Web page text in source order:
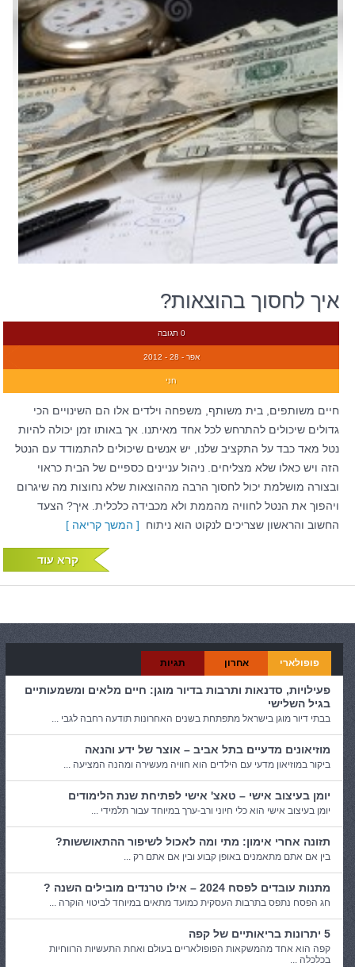
איך לחסוך בהוצאות?
0 תגובה
אפר - 28 - 2012
חני
חיים משותפים, בית משותף, משפחה וילדים אלו הם השינויים הכי
גדולים שיכולים להתרחש לכל אחד מאיתנו. אך באותו זמן יכולה להיות
נטל מאד כבד על התקציב שלנו, יש אנשים שיכולים להתמודד עם הנטל
הזה ויש כאלו שלא מצליחים. ניהול עניינים כספיים של הבית כראוי
ובצורה מושלמת יכול לחסוך הרבה מההוצאות שלא נחוצות מה שיגרום
ויהפוך את הנטל לחוויה מהממת ולא מכבידה כלכלית. איך? הצעד
החשוב והראשון שצריכים לנקוט הוא ניתוח [ המשך קריאה ]
קרא עוד
פופולארי אחרון תגיות
פעילויות, סדנאות ותרבות בדיור מוגן: חיים מלאים ומשמעותיים
בגיל השלישי
בבתי דיור מוגן בישראל מתפתחת בשנים האחרונות תודעה רחבה לגבי ...
מוזיאונים מדעיים בתל אביב – אוצר של ידע והנאה
ביקור במוזיאון מדעי עם הילדים הוא חוויה מעשירה ומהנה המציעה ...
יומן בעיצוב אישי – טאצ' אישי לפתיחת שנת הלימודים
יומן בעיצוב אישי הוא כלי חיוני ורב-ערך במיוחד עבור תלמידי ...
תזונה אחרי אימון: מתי ומה לאכול לשיפור ההתאוששות?
בין אם אתם מתאמנים באופן קבוע ובין אם אתם רק ...
מתנות עובדים לפסח 2024 – אילו טרנדים מובילים השנה ?
חג הפסח נתפס בתרבות העסקית כמועד מתאים במיוחד לביטוי הוקרה ...
5 יתרונות בריאותיים של קפה
קפה הוא אחד מהמשקאות הפופולאריים בעולם ואחת התעשיות הרווחיות
בכלכלה ...